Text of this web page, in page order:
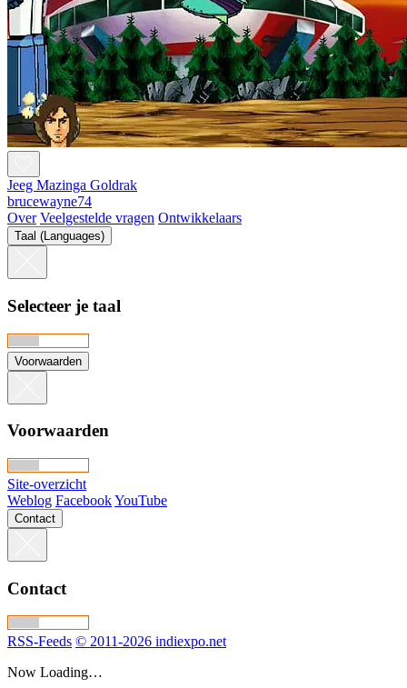
Jeeg Mazinga Goldrak
brucewayne74
Over Veelgestelde vragen Ontwikkelaars
Taal (Languages)
Selecteer je taal
Voorwaarden
Voorwaarden
Site-overzicht
Weblog FacebookYouTube
Contact
Contact
RSS-Feeds © 2011-2026 indiexpo.net
Now Loading…